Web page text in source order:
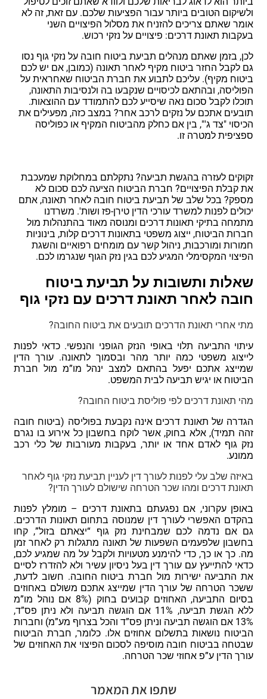
ולשיקום הטובים ביותר עבור הפציעות שלכם. עם זאת, זה לא
אומר שאתם צריכים להזניח את מסלול הפיצויים השני
בעקבות תאונת דרכים: פיצויים על נזקי רכוש.
לכן, בזמן שאתם מנהלים תביעת ביטוח חובה על נזקי גוף נסו
גם לקבל החזר ביטוח מקיף לאחר תאונה (כמובן, אם יש לכם
ביטוח מקיף). עליכם לתבוע את חברת הביטוח שאחראית על
הפוליסה, ובהתאם לכיסויים שנקבעו בה ולנסיבות התאונה,
תוכלו לקבל סכום נאה שיסייע לכם להתמודד עם ההוצאות.
תובעים אתכם על נזקים לרכב אחר? במצב כזה, מפעילים את
הכיסוי "צד ג'", בין אם כחלק מהביטוח המקיף או כפוליסה
ספציפית למטרה זו.
זקוקים לעזרה בהגשת תביעה? נתקלתם במחלוקת שמעכבת
את קבלת הפיצויים? חברת הביטוח הציעה לכם סכום לא
מספק? בכל שלב של תביעת ביטוח חובה לאחר תאונה, אתם
יכולים לפנות למשרד עורכי הדין טירן-פז ושות'. משרדנו
מתמחה בתיקי תאונות דרכים ומנוסה מאוד בהתנהלות מול
חברות הביטוח, ייצוג משפטי בתאונות דרכים קלות, בינוניות
חמורות ומורכבות, ניהול קשר עם מומחים רפואיים והשגת
הפיצוי המקסימלי המגיע לכם בגין נזק הגוף שנגרמו לכם.
שאלות ותשובות על תביעת ביטוח
חובה לאחר תאונת דרכים עם נזקי גוף
מתי אחרי תאונת הדרכים תובעים את ביטוח החובה?
עיתוי התביעה תלוי באופי הנזק הגופני והנפשי. כדאי לפנות
לייצוג משפטי כמה יותר מהר ובסמוך לתאונה. עורך הדין
שמייצג אתכם יפעל בהתאם למצב ינהל מו”מ מול חברת
הביטוח או יגיש תביעה לבית המשפט.
מהי תאונת דרכים לפי פוליסת ביטוח החובה?
הגדרה של תאונת דרכים אינה נקבעת בפוליסה (ביטוח חובה
זהה תמיד), אלא בחוק, אשר לוקח בחשבון כל אירוע בו נגרם
נזק גוף לאדם אחד או יותר, בעקבות מעורבות של כלי רכב
ממונע.
באיזה שלב עלי לפנות לעורך דין לעניין תביעת נזקי גוף לאחר
תאונת דרכים ומהו שכר הטרחה שישולם לעורך הדין?
באופן עקרוני, אם נפגעתם בתאונת דרכים – מומלץ לפנות
בהקדם האפשרי לעורך דין שמנוסה בתחום תאונות הדרכים.
גם אם נדמה לכם שמבחינת נזק גוף “יצאתם בזול”, קחו
בחשבון שלפעמים השפעות של תאונה מתגלות רק לאחר זמן
מה. כך או כך, כדי להימנע מטעויות ולקבל על מה שמגיע לכם,
כדאי להתייעץ עם עורך דין בעל ניסיון עשיר ולא להזדרז לסיים
את התביעה ישירות מול חברת ביטוח החובה. חשוב לדעת,
ששכר הטרחה של עורך הדין שמייצג אתכם משולם באחוזים
בסיום התביעה, האחוזים קבועים בחוק (8% אם נוהל מו”מ
ללא הגשת תביעה, 11% אם הוגשה תביעה ולא ניתן פס”ד,
13% אם הוגשה תביעה וניתן פס”ד והכל בצרוף מע”מ) וחברות
הביטוח נושאות בתשלום אחוזים אלו. כלומר, חברת הביטוח
שבטחה בביטוח חובה מוסיפה לסכום הפיצוי את האחוזים של
עורך הדין ע”פ אחוזי שכר הטרחה.
שתפו את המאמר